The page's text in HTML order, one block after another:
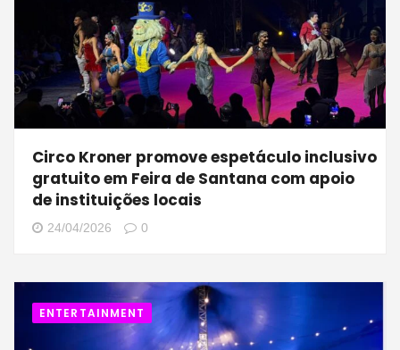
Circo Kroner promove espetáculo inclusivo
gratuito em Feira de Santana com apoio
de instituições locais
24/04/2026 0
ENTERTAINMENT